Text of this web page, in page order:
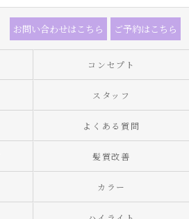
お問い合わせはこちら ご予約はこちら
コンセプト
スタッフ
よくある質問
髪質改善
カラー